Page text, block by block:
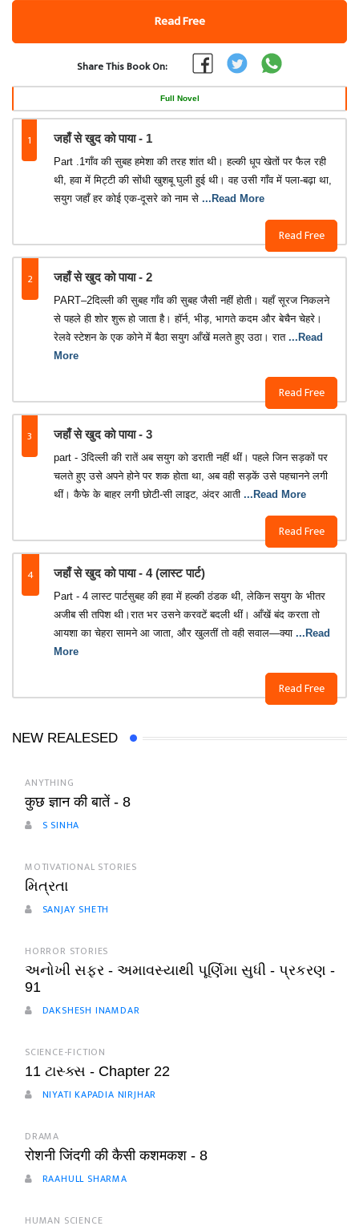
Read Free
Share This Book On:
Full Novel
1 जहाँ से खुद को पाया - 1
Read Free
Part .1‎‎गाँव की सुबह हमेशा की तरह शांत थी। हल्की धूप खेतों पर फैल रही
थी, हवा में मिट्टी की सोंधी खुशबू घुली हुई थी। वह उसी गाँव में पला-बढ़ा था,
सयुग जहाँ हर कोई एक-दूसरे को नाम से ...Read More
2 जहाँ से खुद को पाया - 2
Read Free
PART–2‎‎‎‎दिल्ली की सुबह गाँव की सुबह जैसी नहीं होती। यहाँ सूरज निकलने
से पहले ही शोर शुरू हो जाता है। हॉर्न, भीड़, भागते कदम और बेचैन चेहरे।‎
रेलवे स्टेशन के एक कोने में बैठा सयुग आँखें मलते हुए उठा। रात ...Read
More
3 जहाँ से खुद को पाया - 3
Read Free
‎part - 3‎‎दिल्ली की रातें अब सयुग को डराती नहीं थीं। ‎पहले जिन सड़कों पर
चलते हुए उसे अपने होने पर शक होता था, अब वही सड़कें उसे पहचानने लगी
थीं। ‎कैफे के बाहर लगी छोटी-सी लाइट, अंदर आती ...Read More
4 जहाँ से खुद को पाया - 4 (लास्ट पार्ट)
Read Free
Part - 4 लास्ट पार्टसुबह की हवा में हल्की ठंडक थी, लेकिन सयुग के भीतर
अजीब सी तपिश थी।‎रात भर उसने करवटें बदली थीं। आँखें बंद करता तो
आयशा का चेहरा सामने आ जाता, और खुलतीं तो वही सवाल—क्या ...Read
More
NEW REALESED
ANYTHING
कुछ ज्ञान की बातें - 8
S SINHA
MOTIVATIONAL STORIES
મિત્રતા
SANJAY SHETH
HORROR STORIES
અનોખી સફર - અમાવસ્યાથી પૂર્ણિમા સુધી - પ્રકરણ -
91
DAKSHESH INAMDAR
SCIENCE-FICTION
11 ટાસ્ક્સ - Chapter 22
NIYATI KAPADIA NIRJHAR
DRAMA
रोशनी जिंदगी की कैसी कशमकश - 8
RAAHULL SHARMA
HUMAN SCIENCE